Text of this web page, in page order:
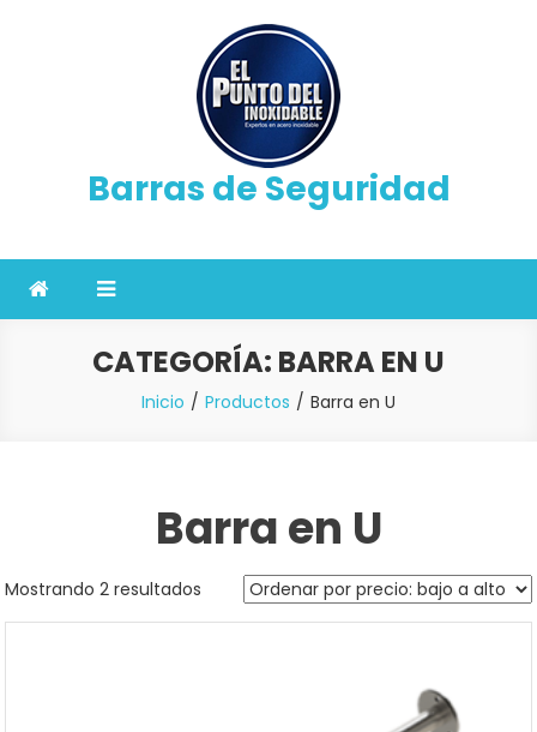
Barras de Seguridad
CATEGORÍA: BARRA EN U
Inicio Productos Barra en U
Barra en U
Mostrando 2 resultados Sorted
by